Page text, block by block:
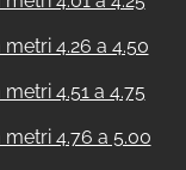
4.26 a 4.50
4.51 a 4.75
4.76 a 5.00